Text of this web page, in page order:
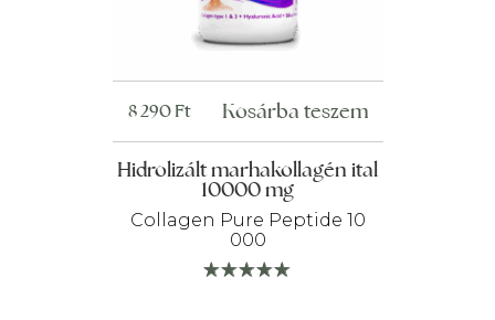
Hidrolizált marhakollagén ital
10000 mg
Collagen Pure Peptide 10
000
8 290Ft Kosárba teszem